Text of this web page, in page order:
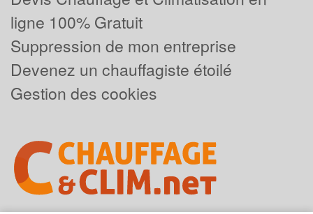
ligne 100% Gratuit
Suppression de mon entreprise
Devenez un chauffagiste étoilé
Gestion des cookies